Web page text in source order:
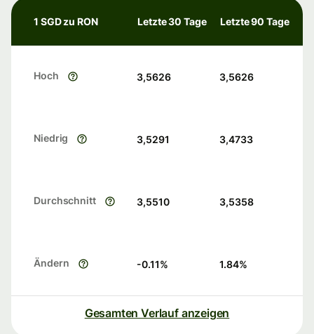
1 SGD zu RON Letzte 30 Tage Letzte 90 Tage
Hoch 3,5626 3,5626
Niedrig 3,5291 3,4733
Durchschnitt 3,5510 3,5358
Ändern -0.11% 1.84%
Gesamten Verlauf anzeigen